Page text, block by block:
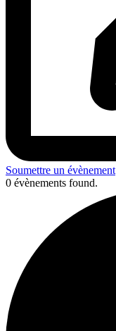
Soumettre un évènement
0 évènements found.